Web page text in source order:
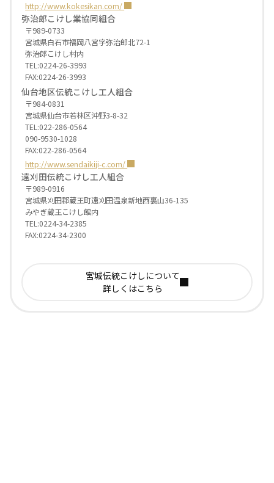
http://www.kokesikan.com/
弥治郎こけし業協同組合
〒989-0733
宮城県白石市福岡八宮字弥治郎北72-1
弥治郎こけし村内
TEL:0224-26-3993
FAX:0224-26-3993
仙台地区伝統こけし工人組合
〒984-0831
宮城県仙台市若林区沖野3-8-32
TEL:022-286-0564
090-9530-1028
FAX:022-286-0564
http://www.sendaikiji-c.com/
遠刈田伝統こけし工人組合
〒989-0916
宮城県刈田郡蔵王町遠刈田温泉新地西裏山36-135
みやぎ蔵王こけし館内
TEL:0224-34-2385
FAX:0224-34-2300
宮城伝統こけしについて
詳しくはこちら